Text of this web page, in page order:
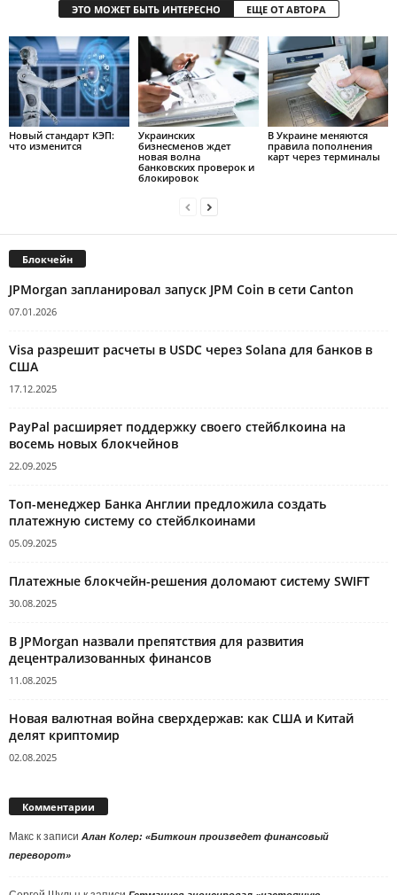
ЭТО МОЖЕТ БЫТЬ ИНТЕРЕСНО ЕЩЕ ОТ АВТОРА
Новый стандарт КЭП:
что изменится
Украинских
бизнесменов ждет
новая волна
банковских проверок и
блокировок
В Украине меняются
правила пополнения
карт через терминалы
Блокчейн
JPMorgan запланировал запуск JPM Coin в сети Canton
07.01.2026
Visa разрешит расчеты в USDC через Solana для банков в
США
17.12.2025
PayPal расширяет поддержку своего стейблкоина на
восемь новых блокчейнов
22.09.2025
Топ-менеджер Банка Англии предложила создать
платежную систему со стейблкоинами
05.09.2025
Платежные блокчейн-решения доломают систему SWIFT
30.08.2025
В JPMorgan назвали препятствия для развития
децентрализованных финансов
11.08.2025
Новая валютная война сверхдержав: как США и Китай
делят криптомир
02.08.2025
Комментарии
Макс к записи Алан Колер: «Биткоин произведет финансовый
переворот»